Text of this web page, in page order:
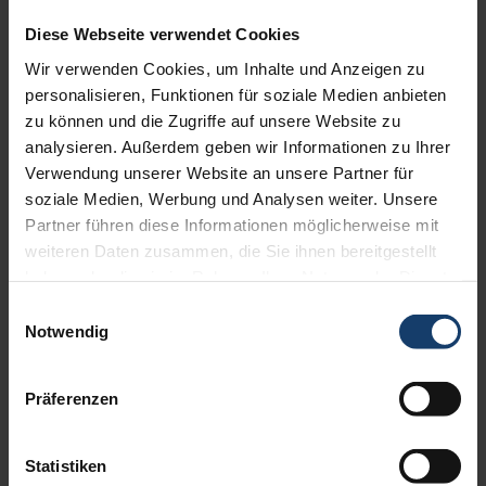
Diese Webseite verwendet Cookies
Wir verwenden Cookies, um Inhalte und Anzeigen zu
personalisieren, Funktionen für soziale Medien anbieten
zu können und die Zugriffe auf unsere Website zu
analysieren. Außerdem geben wir Informationen zu Ihrer
Verwendung unserer Website an unsere Partner für
soziale Medien, Werbung und Analysen weiter. Unsere
Partner führen diese Informationen möglicherweise mit
weiteren Daten zusammen, die Sie ihnen bereitgestellt
Notwendig
Präferenzen
Statistiken
Zetra – die neue Lamelle für Außenjalousien
im modernen, geradlinigen Design
Veröffentlicht
17. Dezember 2021
Modern geradlinig. Einzigartig flexibel. Die neue Zetra Lamelle
Hitze-, Blend- und Sichtschutz bietet die neue Lamelle auch eine
bewährte Abdunkelung und garantiert eine …